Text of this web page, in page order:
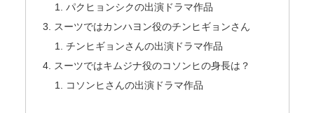
パクヒョンシクの出演ドラマ作品
スーツではカンハヨン役のチンヒギョンさん
チンヒギョンさんの出演ドラマ作品
スーツではキムジナ役のコソンヒの身長は？
コソンヒさんの出演ドラマ作品